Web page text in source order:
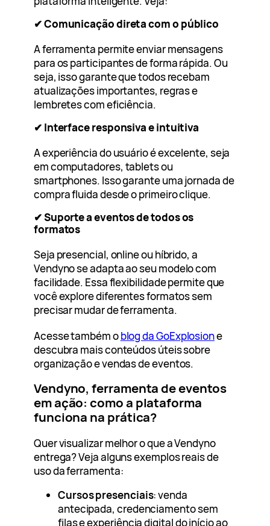
✔ Comunicação direta com o público
A ferramenta permite enviar mensagens
para os participantes de forma rápida. Ou
seja, isso garante que todos recebam
atualizações importantes, regras e
lembretes com eficiência.
✔ Interface responsiva e intuitiva
A experiência do usuário é excelente, seja
em computadores, tablets ou
smartphones. Isso garante uma jornada de
compra fluida desde o primeiro clique.
✔ Suporte a eventos de todos os
formatos
Seja presencial, online ou híbrido, a
Vendyno se adapta ao seu modelo com
facilidade. Essa flexibilidade permite que
você explore diferentes formatos sem
precisar mudar de ferramenta.
Acesse também oblog da GoExplosione
descubra mais conteúdos úteis sobre
organização e vendas de eventos.
Vendyno, ferramenta de eventos
em ação: como a plataforma
funciona na prática?
Quer visualizar melhor o que a Vendyno
entrega? Veja alguns exemplos reais de
uso da ferramenta:
Cursos presenciais: venda
antecipada, credenciamento sem
filas e experiência digital do início ao